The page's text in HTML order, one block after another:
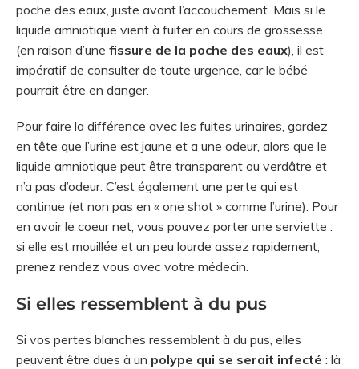
poche des eaux, juste avant l’accouchement. Mais si le
liquide amniotique vient à fuiter en cours de grossesse
(en raison d’une fissure de la poche des eaux), il est
impératif de consulter de toute urgence, car le bébé
pourrait être en danger.
Pour faire la différence avec les fuites urinaires, gardez
en tête que l’urine est jaune et a une odeur, alors que le
liquide amniotique peut être transparent ou verdâtre et
n’a pas d’odeur. C’est également une perte qui est
continue (et non pas en « one shot » comme l’urine). Pour
en avoir le coeur net, vous pouvez porter une serviette :
si elle est mouillée et un peu lourde assez rapidement,
prenez rendez vous avec votre médecin.
Si elles ressemblent à du pus
Si vos pertes blanches ressemblent à du pus, elles
peuvent être dues à un polype qui se serait infecté : là